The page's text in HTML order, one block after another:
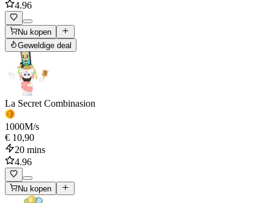
4.96
Nu kopen
Geweldige deal
La Secret Combinasion
1000M/s
€ 10,90
20 mins
4.96
Nu kopen